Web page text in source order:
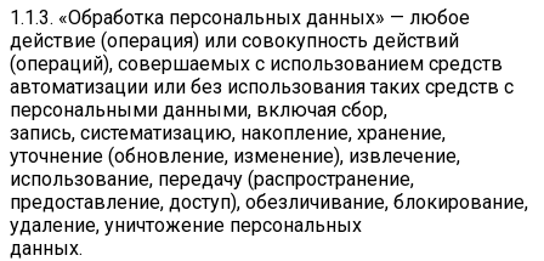
1.1.3. «Обработка персональных данных» — любое
действие (операция) или совокупность действий
(операций), совершаемых с использованием средств
автоматизации или без использования таких средств с
персональными данными, включая сбор,
запись, систематизацию, накопление, хранение,
уточнение (обновление, изменение), извлечение,
использование, передачу (распространение,
предоставление, доступ), обезличивание, блокирование,
удаление, уничтожение персональных
данных.